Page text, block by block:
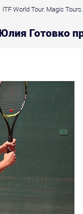
ITF World Tour. Magic
Готовко